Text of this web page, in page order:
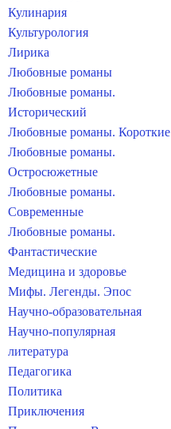
Кулинария
Культурология
Лирика
Любовные романы
Любовные романы.
Исторический
Любовные романы. Короткие
Любовные романы.
Остросюжетные
Любовные романы.
Современные
Любовные романы.
Фантастические
Медицина и здоровье
Мифы. Легенды. Эпос
Научно-образовательная
Научно-популярная
литература
Педагогика
Политика
Приключения